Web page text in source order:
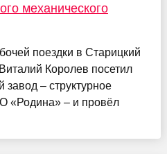
механического
поездки в Старицкий
Королев посетил
завод – структурное
«Родина» – и провёл